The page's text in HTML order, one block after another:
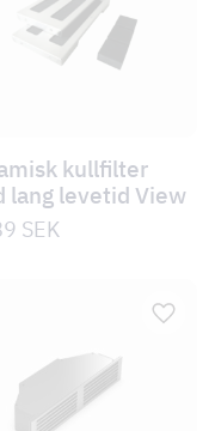
kullfilter
lang levetid View
SEK